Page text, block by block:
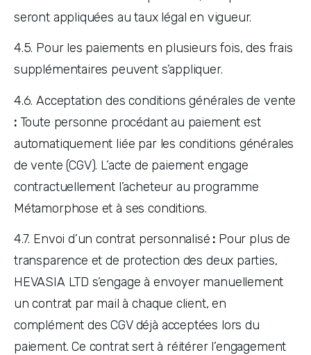
seront appliquées au taux légal en vigueur.
4.5. Pour les paiements en plusieurs fois, des frais
supplémentaires peuvent s’appliquer.
4.6. Acceptation des conditions générales de vente
: Toute personne procédant au paiement est
automatiquement liée par les conditions générales
de vente (CGV). L’acte de paiement engage
contractuellement l’acheteur au programme
Métamorphose et à ses conditions.
4.7. Envoi d’un contrat personnalisé : Pour plus de
transparence et de protection des deux parties,
HEVASIA LTD s’engage à envoyer manuellement
un contrat par mail à chaque client, en
complément des CGV déjà acceptées lors du
paiement. Ce contrat sert à réitérer l’engagement